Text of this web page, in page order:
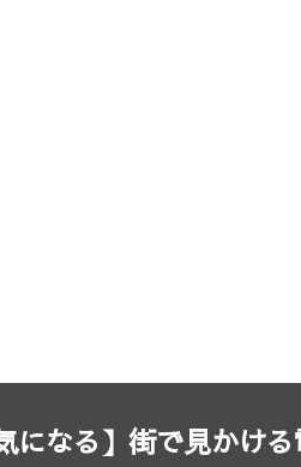
になる】街で見かけ